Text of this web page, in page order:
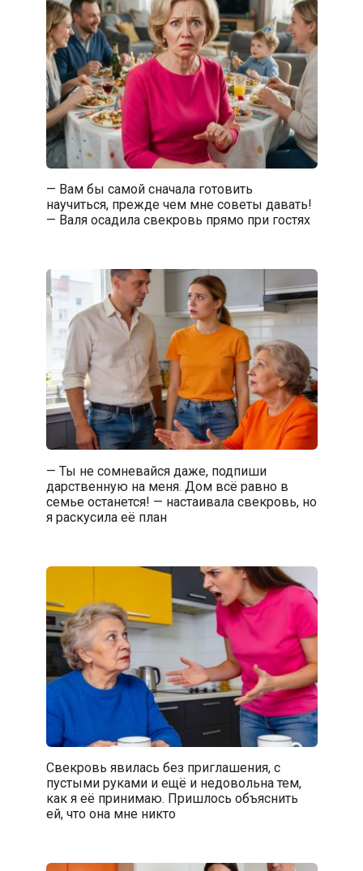
— Вам бы самой сначала готовить
научиться, прежде чем мне советы давать!
— Валя осадила свекровь прямо при гостях
— Ты не сомневайся даже, подпиши
дарственную на меня. Дом всё равно в
семье останется! — настаивала свекровь, но
я раскусила её план
Свекровь явилась без приглашения, с
пустыми руками и ещё и недовольна тем,
как я её принимаю. Пришлось объяснить
ей, что она мне никто